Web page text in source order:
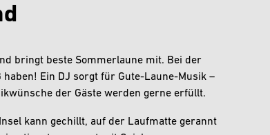
bringt beste Sommerlaune mit. Bei der
Ein DJ sorgt für Gute-Laune-Musik –
der Gäste werden gerne erfüllt.
kann gechillt, auf der Laufmatte gerannt